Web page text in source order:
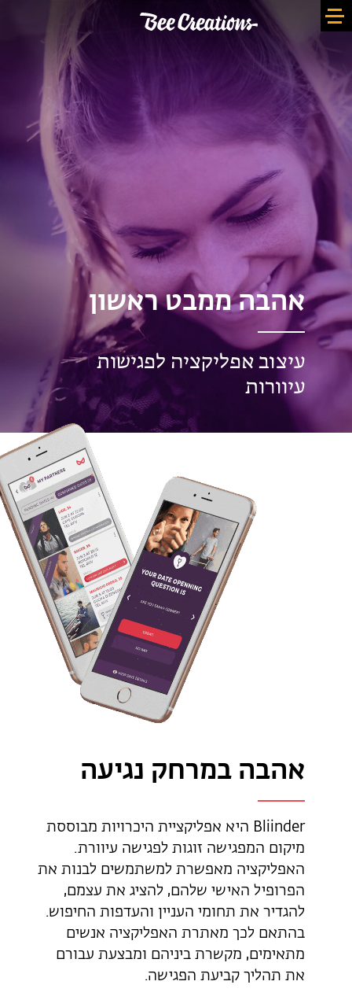
אהבה ממבט ראשון
עיצוב אפליקציה לפגישות
עיוורות
אהבה במרחק נגיעה
Bliinder היא אפליקציית היכרויות מבוססת
מיקום המפגישה זוגות לפגישה עיוורת.
האפליקציה מאפשרת למשתמשים לבנות את
הפרופיל האישי שלהם, להציג את עצמם,
להגדיר את תחומי העניין והעדפות החיפוש.
בהתאם לכך מאתרת האפליקציה אנשים
מתאימים, מקשרת ביניהם ומבצעת עבורם
את תהליך קביעת הפגישה.